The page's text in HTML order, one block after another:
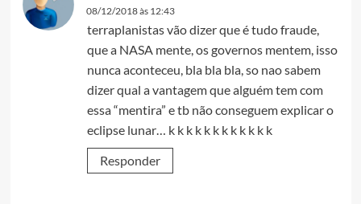
08/12/2018 às 12:43
terraplanistas vão dizer que é tudo fraude,
que a NASA mente, os governos mentem, isso
nunca aconteceu, bla bla bla, so nao sabem
dizer qual a vantagem que alguém tem com
essa “mentira” e tb não conseguem explicar o
eclipse lunar… k k k k k k k k k k k k
Responder